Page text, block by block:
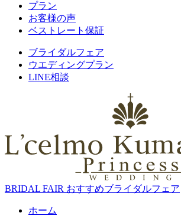
プラン
お客様の声
ベストレート保証
ブライダルフェア
ウエディングプラン
LINE相談
BRIDAL FAIR おすすめブライダルフェア
ホーム